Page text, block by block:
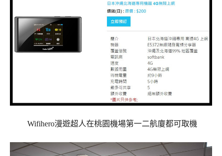
Wifihero漫遊超人在桃園機場第一二航廈都可取機